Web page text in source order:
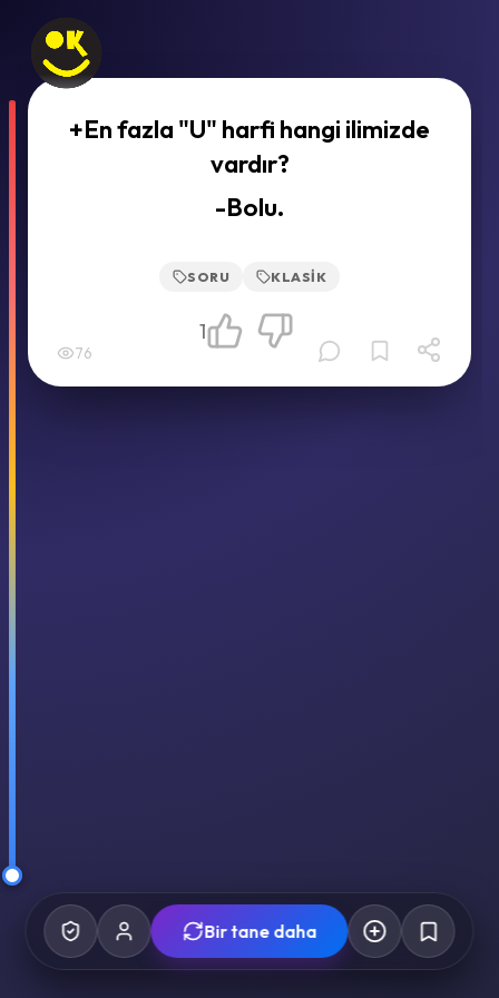
+En fazla "U" harfi hangi ilimizde
vardır?
-Bolu.
SORU KLASIK
76
1
Bir tane daha